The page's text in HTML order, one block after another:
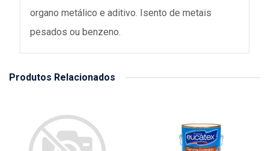
organo metálico e aditivo. Isento de metais
pesados ou benzeno.
Produtos Relacionados